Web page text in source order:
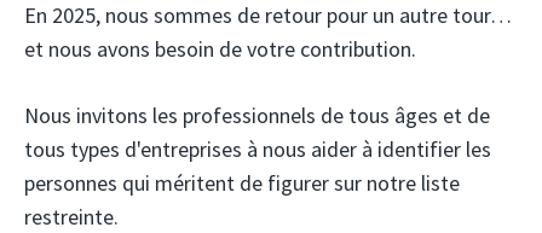
En 2025, nous sommes de retour pour un autre tour…
et nous avons besoin de votre contribution.
Nous invitons les professionnels de tous âges et de
tous types d'entreprises à nous aider à identifier les
personnes qui méritent de figurer sur notre liste
restreinte.